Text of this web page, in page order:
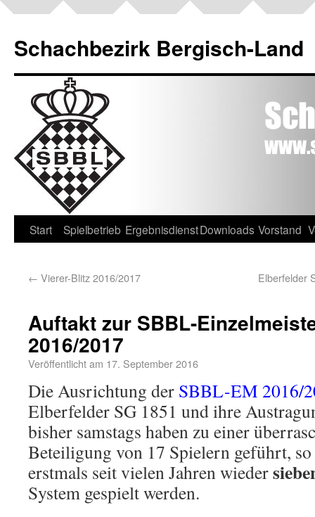
Schachbezirk Bergisch-Land
Start Spielbetrieb ErgebnisdienstDownloads Vorstand
← Vierer-Blitz 2016/2017 Elberfelder
Auftakt zur SBBL-
2016/2017
Veröffentlicht am 17. September 2016
Die Ausrichtung der SBBL-EM 2016/
Elberfelder SG 1851 und ihre
bisher samstags haben zu einer
Beteiligung von 17 Spielern geführt, so
erstmals seit vielen Jahren wieder
System gespielt werden.